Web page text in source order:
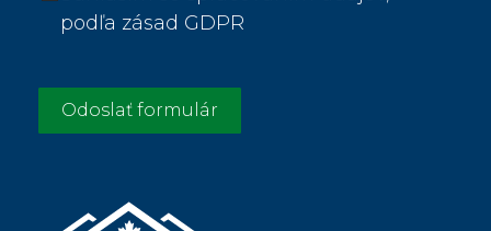
podľa zásad GDPR
Odoslať formulár